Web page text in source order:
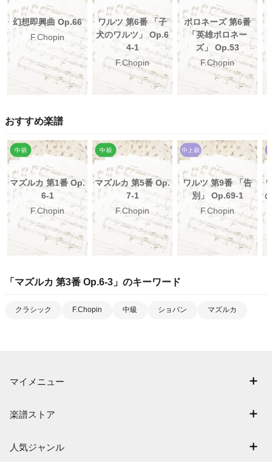
幻想即興曲 Op.66
F.Chopin
ワルツ 第6番 「子
犬のワルツ」 Op.6
4-1
F.Chopin
ポロネーズ 第6番
「英雄ポロネー
ズ」 Op.53
F.Chopin
おすすめ楽譜
マズルカ 第1番 Op.
6-1
F.Chopin
マズルカ 第5番 Op.
7-1
F.Chopin
ワルツ 第9番 「告
別」 Op.69-1
F.Chopin
「 マズルカ 第3番 Op.6-3 」のキーワード
クラシック F.Chopin 中級 ショパン マズルカ
マイメニュー
退会はこちら
楽譜ストア
人気ジャンル